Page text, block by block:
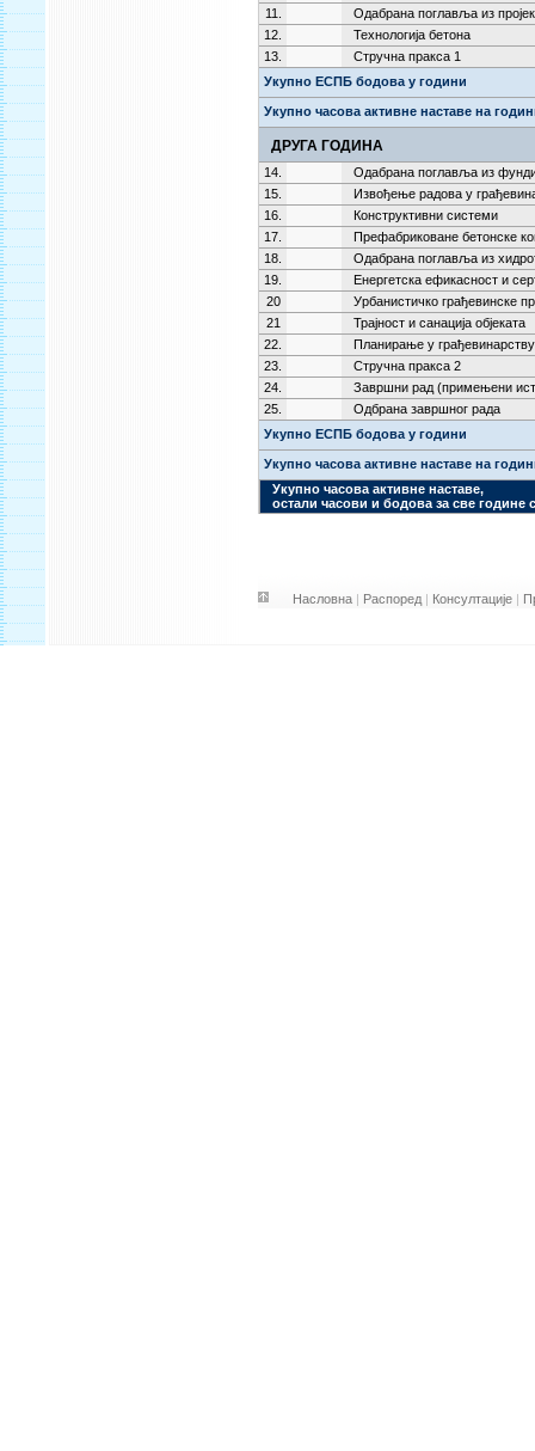
11.
Одабрана поглавља из
12.
Технологија бетона
13.
Стручна пракса 1
Укупно ЕСПБ бодова у години
Укупно часова активне наставе на
ДРУГА ГОДИНА
14.
Одабрана поглавља из
15.
Извођење радова у
16.
Конструктивни системи
17.
Префабриковане бетонске
18.
Одабрана поглавља из
19.
Енергетска ефикасност и
20
Урбанистичко грађевинске
21
Трајност и санација објеката
22.
Планирање у грађевинарству
23.
Стручна пракса 2
24.
Завршни рад (примењени
25.
Одбрана завршног рада
Укупно ЕСПБ бодова у години
Укупно часова активне наставе на
Укупно часова активне наставе,
остали часови и бодова за све године
Насловна| Распоред| Консултације|